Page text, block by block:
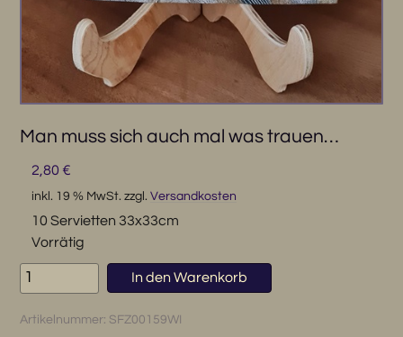
Man muss sich auch mal was trauen…
2,80 €
inkl. 19 % MwSt. zzgl. Versandkosten
10 Servietten 33x33cm
Vorrätig
Man
muss
In den Warenkorb
Artikelnummer: SFZ00159WI